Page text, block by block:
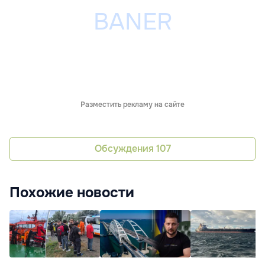
Разместить рекламу на сайте
Обсуждения 107
Похожие новости